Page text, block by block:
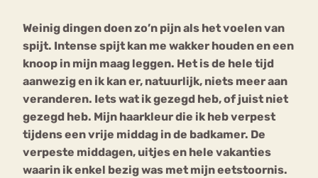
Weinig dingen doen zo’n pijn als het voelen van
spijt. Intense spijt kan me wakker houden en een
knoop in mijn maag leggen. Het is de hele tijd
aanwezig en ik kan er, natuurlijk, niets meer aan
veranderen. Iets wat ik gezegd heb, of juist niet
gezegd heb. Mijn haarkleur die ik heb verpest
tijdens een vrije middag in de badkamer. De
verpeste middagen, uitjes en hele vakanties
waarin ik enkel bezig was met mijn eetstoornis.
Chat
Forum
Bouli
mia
Nerv
osa
Eetstoornis Anorexia Nervosa
Eetbuien Piekeren Sport
Trauma
Orthorexia
Afvallen Angst